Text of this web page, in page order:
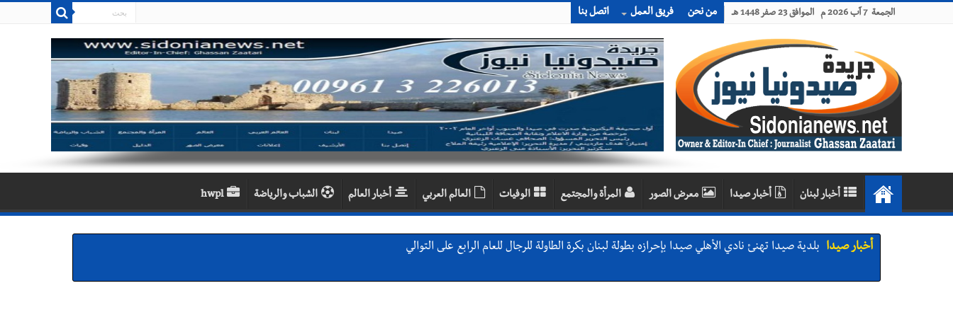
الجمعة 7 آب 2026 م الموافق 23 صفر 1448 هـ من نحن فريق العمل اتصل بنا
أخبار لبنان أخبار صيدا معرض الصور المرأة والمجتمع الوفيات العالم العربي أخبار العالم الشباب والرياضة hwpl
أخبار صيدا بلدية صيدا تهنئ نادي الأهلي صيدا بإحرازه بطولة لبنان بكرة الطاولة للرجال للعام الرابع على التوالي